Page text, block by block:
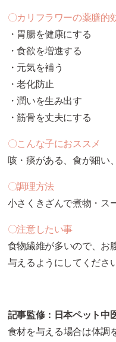
〇カリフラワーの薬膳的
・胃腸を健康にする
・食欲を増進する
・元気を補う
・老化防止
・潤いを生み出す
・筋骨を丈夫にする
〇こんな子におススメ
咳・痰がある、食が細い
〇調理方法
小さくきざんで煮物・ス
〇注意したい事
食物繊維が多いので、お
与えるようにしてくださ
記事監修： 日本ペット
食材を与える場合は体調